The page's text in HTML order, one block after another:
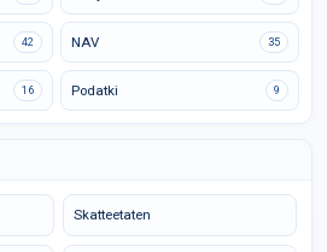
42 NAV 35
16 Podatki 9
Skatteetaten